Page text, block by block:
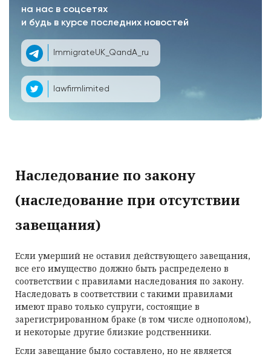
на нас в соцсетях
и будь в курсе последних новостей
ImmigrateUK_QandA_ru
lawfirmlimited
Наследование по закону
(наследование при отсутствии
завещания)
Если умерший не оставил действующего завещания,
все его имущество должно быть распределено в
соответствии с правилами наследования по закону.
Наследовать в соответствии с такими правилами
имеют право только супруги, состоящие в
зарегистрированном браке (в том числе однополом),
и некоторые другие близкие родственники.
Если завещание было составлено, но не является